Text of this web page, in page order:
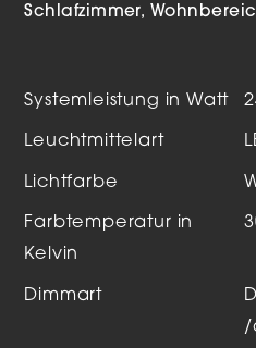
Schlafzimmer
Systemleistung in Watt
Leuchtmittelart
Lichtfarbe
Farbtemperatur in
Kelvin
Dimmart
/